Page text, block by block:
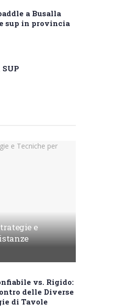
a Busalla
sup in provincia
e
vs. Rigido:
delle Diverse
di Tavole